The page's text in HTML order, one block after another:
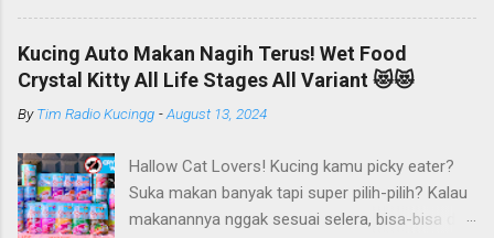
kucing yang diproduksi oleh PT. Arthacat Tirta
Surya, Indonesia. Perusahaan ini bergerak di
bidang produk perlengkapan kucing, seperti Cat
Tree Furniture, Cat Accessories, Cat Food, Cat
Litter, Cat Sandbox/Cat Litter, dan lain-lain.
dahulu dari PT. Arthacat Tirta Surya ini, ada
Arthacat Cat Litter, Sandbox/Cat Litter, Cat
Tree, Snack, Pet Bowl, Stratcher, dan masih
Kucing Auto Makan Nagih Terus! Wet Food
Crystal Kitty All Life Stages All Variant 😻😻
ByTim Radio Kucingg -August 13, 2024
Hallow Cat Lovers! Kucing kamu picky eater?
Suka makan banyak tapi super pilih-pilih? Kalau
makanannya nggak sesuai selera, bisa-bisa dia